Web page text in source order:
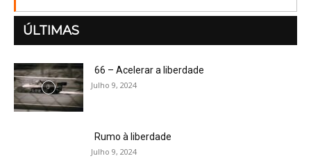
ÚLTIMAS
66 – Acelerar a liberdade
Julho 9, 2024
Rumo à liberdade
Julho 9, 2024